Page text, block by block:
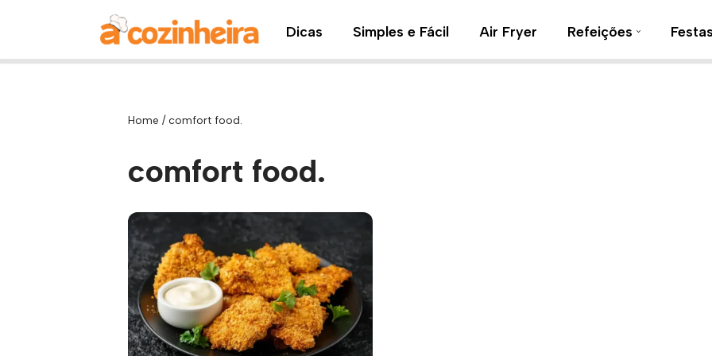
para
Dicas Simples e Fácil Air Fryer Refeições
Home /comfort food.
comfort food.